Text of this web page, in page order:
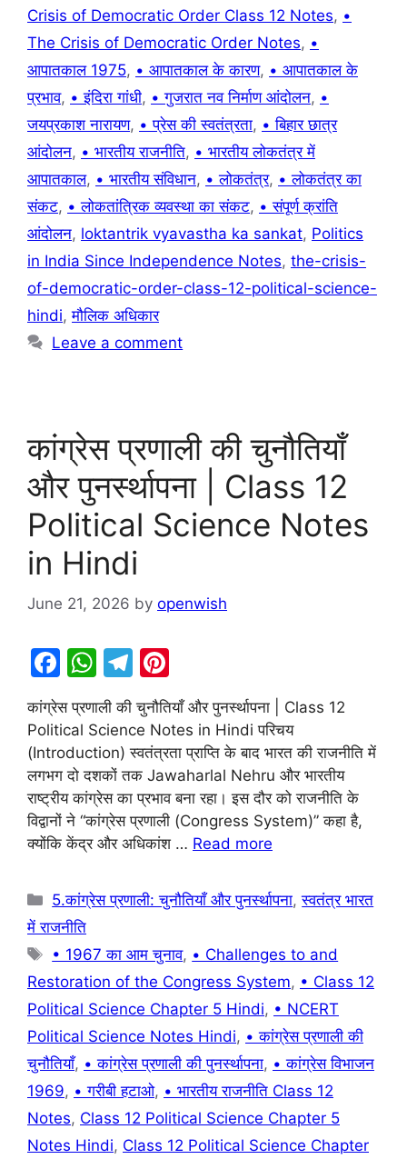
Crisis of Democratic Order Class 12 Notes, •
The Crisis of Democratic Order Notes, •
आपातकाल 1975, • आपातकाल के कारण, • आपातकाल के
प्रभाव, • इंदिरा गांधी, • गुजरात नव निर्माण आंदोलन, •
जयप्रकाश नारायण, • प्रेस की स्वतंत्रता, • बिहार छात्र
आंदोलन, • भारतीय राजनीति, • भारतीय लोकतंत्र में
आपातकाल, • भारतीय संविधान, • लोकतंत्र, • लोकतंत्र का
संकट, • लोकतांत्रिक व्यवस्था का संकट, • संपूर्ण क्रांति
आंदोलन, loktantrik vyavastha ka sankat, Politics
in India Since Independence Notes, the-crisis-
of-democratic-order-class-12-political-science-
hindi,मौलिक अधिकार
Leave a comment
कांग्रेस प्रणाली की चुनौतियाँ
और पुनर्स्थापना | Class 12
Political Science Notes
in Hindi
June 21, 2026 by openwish
F
c
e
b
o
o
W
h
at
s
A
p
p
T
el
e
gr
a
m
nt
er
e
st
कांग्रेस प्रणाली की चुनौतियाँ और पुनर्स्थापना | Class 12
Political Science Notes in Hindi परिचय
(Introduction) स्वतंत्रता प्राप्ति के बाद भारत की राजनीति में
लगभग दो दशकों तक Jawaharlal Nehru और भारतीय
राष्ट्रीय कांग्रेस का प्रभाव बना रहा। इस दौर को राजनीति के
विद्वानों ने “कांग्रेस प्रणाली (Congress System)” कहा है,
क्योंकि केंद्र और अधिकांश … Read more
Categories
5.कांग्रेस प्रणाली: चुनौतियाँ और पुनर्स्थापना,स्वतंत्र भारत
में राजनीति
Tags
• 1967 का आम चुनाव, • Challenges to and
Restoration of the Congress System, • Class 12
Political Science Chapter 5 Hindi, • NCERT
Political Science Notes Hindi, • कांग्रेस प्रणाली की
चुनौतियाँ, • कांग्रेस प्रणाली की पुनर्स्थापना, • कांग्रेस विभाजन
1969, • गरीबी हटाओ, • भारतीय राजनीति Class 12
Notes, Class 12 Political Science Chapter 5
Notes Hindi, Class 12 Political Science Chapter